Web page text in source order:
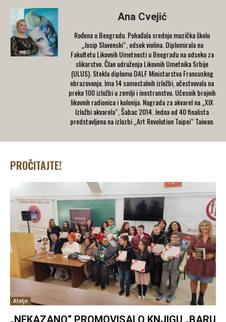
Ana Cvejić
Rođena u Beogradu. Pohađala srednju muzička školu
„Josip Slavenski“, odsek violina. Diplomirala na
Fakultetu Likovnih Umetnosti u Beogradu na odseku za
slikarstvo. Član udruženja Likovnih Umetnika Srbije
(ULUS). Stekla diplomu DALF Ministarstva Francuskog
obrazovanja. Ima 14 samostalnih izložbi, učestvovala na
preko 100 izložbi u zemlji i inostranstvu. Učesnik brojnih
likovnih radionica i kolonija. Nagrada za akvarel na „XIX
Izložbi akvarela“, Šabac 2014. Jedna od 40 finalista
predstavljena na izlozbi „Art Revolution Taipei“ Taiwan.
PROČITAJTE!
Atelje
„NEKAZANO“ PROMOVISALO KNJIGU „BARU